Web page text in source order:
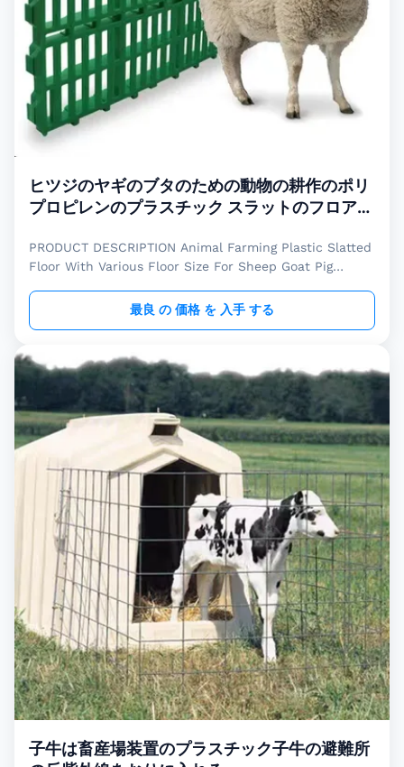
ヒツジのヤギのブタのための動物の耕作のポリ
プロピレンのプラスチック スラットのフロアー
PRODUCT DESCRIPTION Animal Farming Plastic Slatted
Floor With Various Floor Size For Sheep Goat Pig
livestock farm like pig farm and sheep/goat farm. Our
plastic slatted floor witn self-locking is very easy to
PP material is used for one-time injection molding
production, with good toughness and high strength. It
provides animals a hygienic, stable, safe and
最良 の 価格 を 入手 する
子牛は畜産場装置のプラスチック子牛の避難所